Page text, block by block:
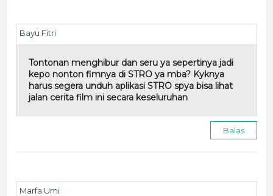
Bayu Fitri
Tontonan menghibur dan seru ya sepertinya jadi
kepo nonton fimnya di STRO ya mba? Kyknya
harus segera unduh aplikasi STRO spya bisa lihat
jalan cerita film ini secara keseluruhan
Balas
Marfa Umi